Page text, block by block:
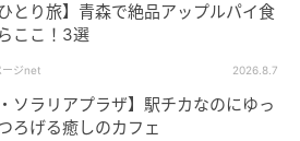
宴会場等における食物アレルギ
目（えび・かに・くるみ・小
生）のみとなります。特定原
の場合は事前に申し出てくださ
ひとり旅】青森で絶品アップルパイ食
ここ！3選
ージnet 2026.8.7
・ソラリアプラザ】駅チカなのにゆっ
ろげる癒しのカフェ